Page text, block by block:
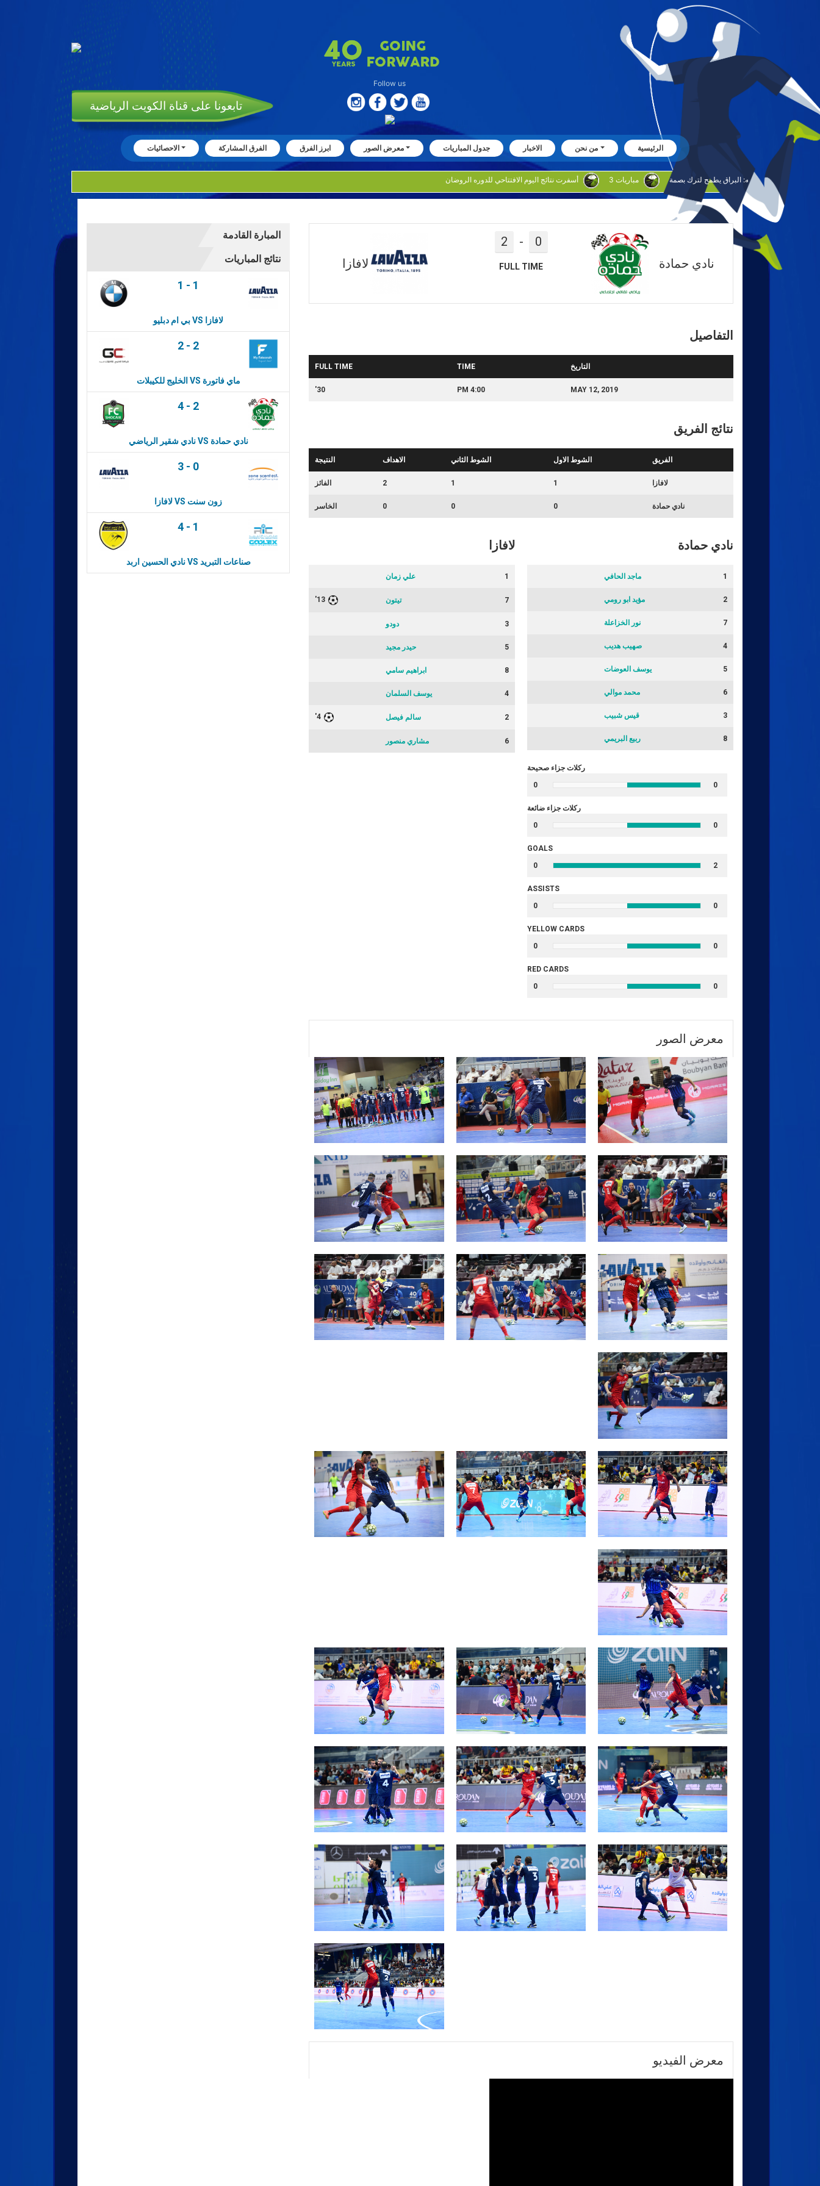
تابعونا على قناة الكويت الرياضية
Follow us
الاحصائيات الفرق المشاركة ابرز الفرق معرض الصور جدول المباريات الاخبار من نحن الرئيسية
أسفرت نتائج اليوم الافتتاحي للدوره الروضان 3 مباريات بوحليقه: البراق يطمح لترك بصمة
لافازا نادي حمادة
2 - 0
FULL TIME
التفاصيل
التاريخ TIME
FULL TIME
MAY 12, 2019
4:00 PM
30'
نتائج الفريق
الفريق الشوط الاول الشوط الثاني الاهداف النتيجة
لافازا 1
1
2 الفائز
نادي حمادة 0
0
0 الخاسر
لافازا
1 علي زمان
7 تيتون 13'
3 دودو
5 حيدر مجيد
8 ابراهيم سامي
4 يوسف السلمان
2 سالم فيصل 4'
6 مشاري منصور
نادي حمادة
1 ماجد الحافي
2 مؤيد ابو رومي
7 نور الخزاعلة
4 صهيب هديب
5 يوسف العوضات
6 محمد موالي
3 قيس شبيب
8 ربيع البريمي
ركلات جزاء صحيحة
0
0
ركلات جزاء ضائعة
0
0
GOALS
2
0
ASSISTS
0
0
YELLOW CARDS
0
0
RED CARDS
0
0
معرض الصور
معرض الفيديو
المبارة القادمة
نتائج المباريات
1 - 1
بي ام دبليو VS لافازا
2 - 2
الخليج للكيبلات VS ماي فاتورة
4 - 2
نادي شقير الرياضي VS نادي حمادة
3 - 0
لافازا VS زون سنت
4 - 1
نادي الحسين اربد VS صناعات التبريد